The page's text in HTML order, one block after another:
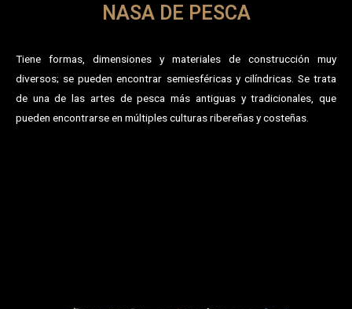
NASA DE PESCA
Tiene formas, dimensiones y materiales de construcción muy
diversos; se pueden encontrar semiesféricas y cilíndricas. Se trata
de una de las artes de pesca más antiguas y tradicionales, que
pueden encontrarse en múltiples culturas ribereñas y costeñas.